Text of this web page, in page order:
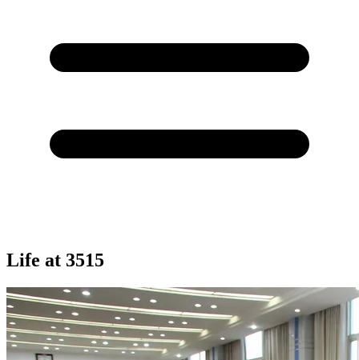
Life at 3515